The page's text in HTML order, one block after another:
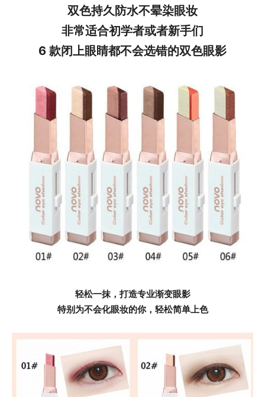
双色持久防水不晕染眼妆
非常适合初学者或者新手们
6 款闭上眼睛都不会选错的双色眼影
轻松一抹，打造专业渐变眼影
特别为不会化眼妆的你，轻松简单上色